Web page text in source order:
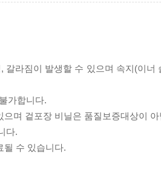
라짐이 발생할 수 있으며 속지(이
가합니다.
며 겉포장 비닐은 품질보증대상이 아
다.
될 수 있습니다.